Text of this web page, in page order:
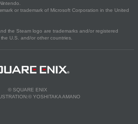
or trademark of Microsoft Corporation in the United
the Steam logo are trademarks and/or registered
U.S. and/or other countries.
© SQUARE ENIX
YOSHITAKA AMANO